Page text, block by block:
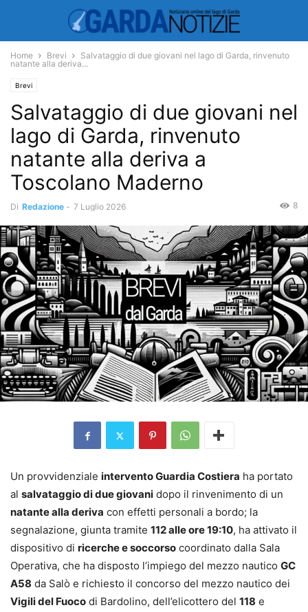
Home Brevi
Salvataggio di due giovani nel lago di Garda, rinvenuto
natante alla deriva...
Brevi
Salvataggio di due giovani nel
lago di Garda, rinvenuto
natante alla deriva a
Toscolano Maderno
Di Redazione - 7 Luglio 2026 8
Un provvidenziale intervento Guardia Costiera ha portato
al salvataggio di due giovani dopo il rinvenimento di un
natante alla deriva con effetti personali a bordo; la
segnalazione, giunta tramite 112 alle ore 19:10, ha attivato il
dispositivo di ricerche e soccorso coordinato dalla Sala
Operativa, che ha disposto l’impiego del mezzo nautico GC
A58 da Salò e richiesto il concorso del mezzo nautico dei
Vigili del Fuoco di Bardolino, dell’elicottero del 118 e